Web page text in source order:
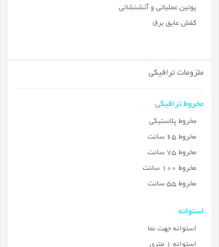
پوتین عملیاتی و آتشنشانی
کفش عایق برق
ملزومات ترافیکی
مخروط ترافیکی
مخروط پلاستیکی
مخروط 65 سانت
مخروط 75 سانت
مخروط 100 سانت
مخروط 55 سانت
استوانه
استوانه جهت نما